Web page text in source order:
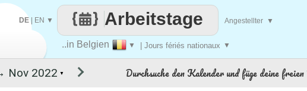
..in Belgien ▼ | Jours fériés nationaux ▼
Arbeitstage
DE| EN ▼ Angestellter ▼
▼ Durchsuche den Kalender und füge deine freien